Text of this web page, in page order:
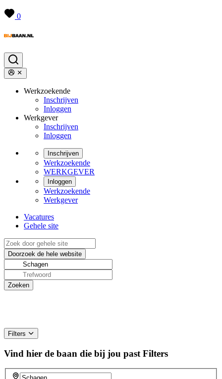
0
Werkzoekende
Inschrijven
Inloggen
Werkgever
Inschrijven
Inloggen
Inschrijven
Werkzoekende
WERKGEVER
Inloggen
Werkzoekende
Werkgever
Vacatures
Gehele site
Filters
Vind hier de baan die bij jou past Filters